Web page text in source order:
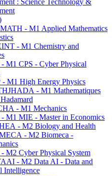
: Science Technology &
- M1 Applied Mathematics
- M1 Chemistry and
M1 CPS - Cyber Physical
M1 High Energy Physics
- M1 Mathematiques
- M1 Mechanics
M1 MIE - Master in Economics
- M2 Biology and Health
- M2 Biomeca -
M2 Cyber Physical System
- M2 Data AI - Data and
Intelligence